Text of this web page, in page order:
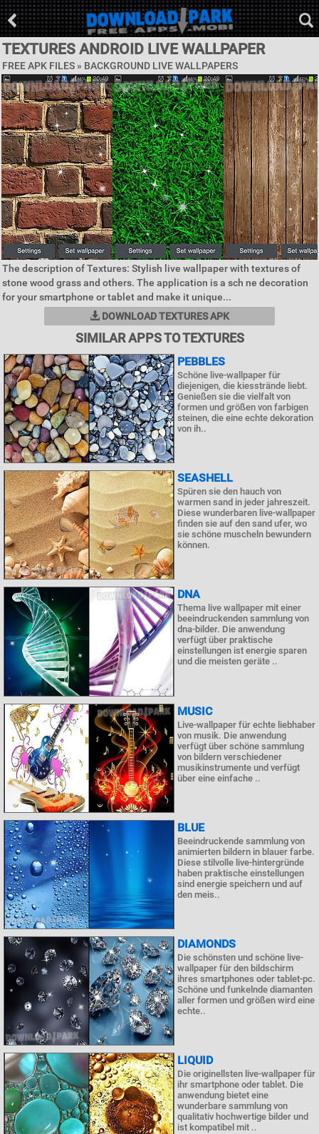
TEXTURES ANDROID LIVE WALLPAPER
FREE APK FILES » BACKGROUND LIVE WALLPAPERS
The description of Textures: Stylish live wallpaper with textures of
stone wood grass and others. The application is a sch ne decoration
for your smartphone or tablet and make it unique...
DOWNLOAD TEXTURES APK
SIMILAR APPS TO TEXTURES
PEBBLES
Schöne live-wallpaper für
diejenigen, die kiesstrände liebt.
Genießen sie die vielfalt von
formen und größen von farbigen
steinen, die eine echte dekoration
von ih..
SEASHELL
Spüren sie den hauch von
warmen sand in jeder jahreszeit.
Diese wunderbaren live-wallpaper
finden sie auf den sand ufer, wo
sie schöne muscheln bewundern
können.
DNA
Thema live wallpaper mit einer
beeindruckenden sammlung von
dna-bilder. Die anwendung
verfügt über praktische
einstellungen ist energie sparen
und die meisten geräte ..
MUSIC
Live-wallpaper für echte liebhaber
von musik. Die anwendung
verfügt über schöne sammlung
von bildern verschiedener
musikinstrumente und verfügt
über eine einfache ..
BLUE
Beeindruckende sammlung von
animierten bildern in blauer farbe.
Diese stilvolle live-hintergründe
haben praktische einstellungen
sind energie speichern und auf
den meis..
DIAMONDS
Die schönsten und schöne live-
wallpaper für den bildschirm
ihres smartphones oder tablet-pc.
Schöne und funkelnde diamanten
aller formen und größen wird eine
echte..
LIQUID
Die originellsten live-wallpaper für
ihr smartphone oder tablet. Die
anwendung bietet eine
wunderbare sammlung von
qualitativ hochwertige bilder und
ist kompatibel mit ..